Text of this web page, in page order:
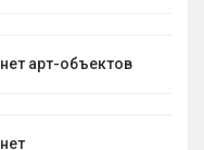
нет арт-объектов
нет